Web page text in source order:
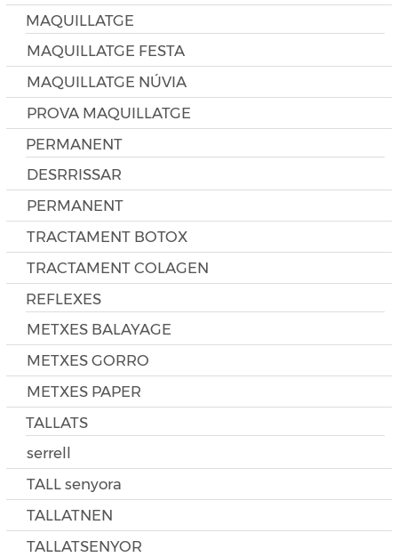
MAQUILLATGE
MAQUILLATGE FESTA
MAQUILLATGE NÚVIA
PROVA MAQUILLATGE
PERMANENT
DESRRISSAR
PERMANENT
TRACTAMENT BOTOX
TRACTAMENT COLAGEN
REFLEXES
METXES BALAYAGE
METXES GORRO
METXES PAPER
TALLATS
serrell
TALL senyora
TALLATNEN
TALLATSENYOR